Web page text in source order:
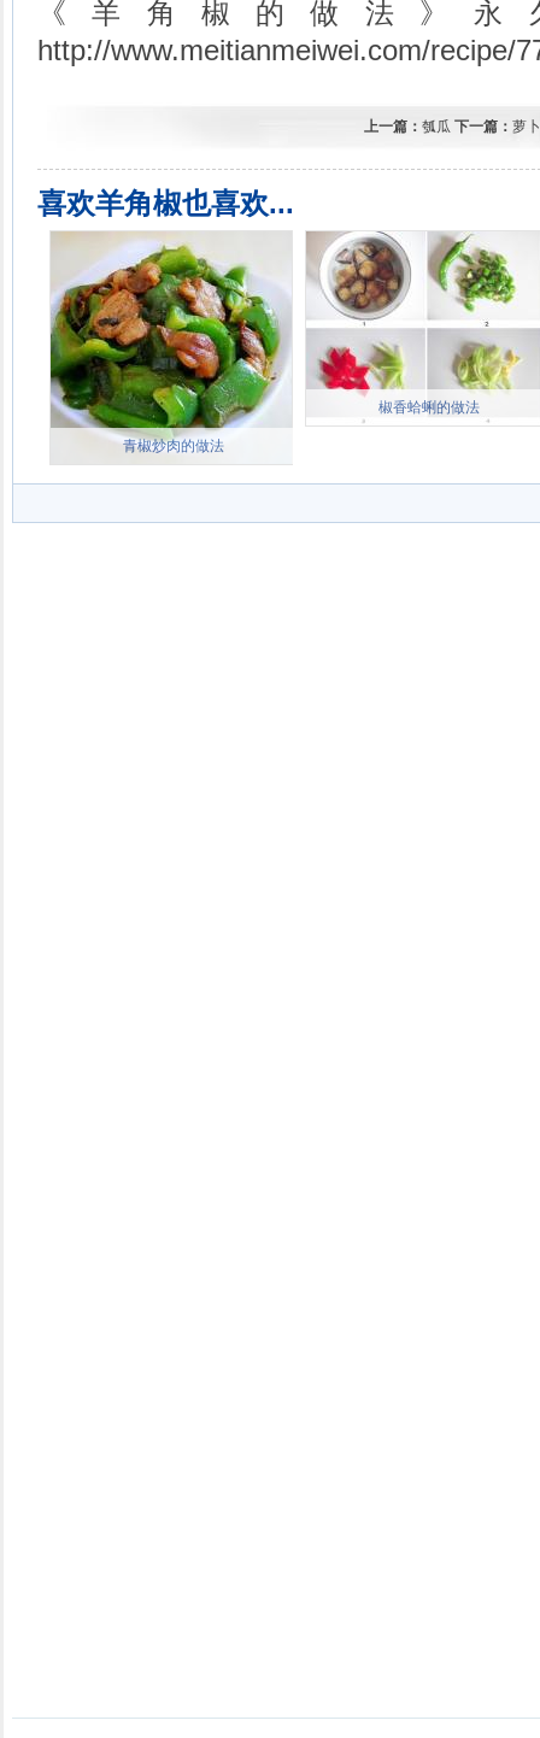
《羊角椒的做法》永
http://www.meitianmeiwei.com/recipe/
上一篇： 瓠瓜 下一篇： 萝
喜欢羊角椒也喜欢...
青椒炒肉的做法
椒香蛤蜊的做法